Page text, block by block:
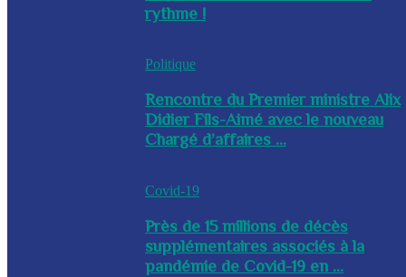
rythme !
Politique
Rencontre du Premier ministre Alix
Didier Fils-Aimé avec le nouveau
Chargé d’affaires ...
Covid-19
Près de 15 millions de décès
supplémentaires associés à la
pandémie de Covid-19 en ...